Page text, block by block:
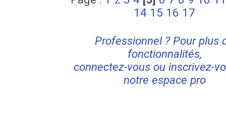
14 15 16 17
Professionnel ? Pour plus
fonctionnalités,
connectez-vous ou inscrivez-
notre espace pro